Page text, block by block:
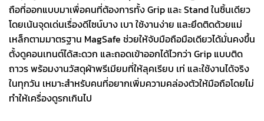
ถือที่ออกแบบมาเพื่อคนที่ต้องการทั้ง Grip และ Stand ในชิ้นเดียว
โดยเน้นจุดเด่นเรื่องดีไซน์บาง เบา ใช้งานง่าย และยึดติดด้วยแม่
เหล็กตามมาตรฐาน MagSafe ช่วยให้จับมือถือมือเดียวได้มั่นคงขึ้น
ตั้งดูคอนเทนต์ได้สะดวก และถอดเข้าออกได้ไวกว่า Grip แบบติด
ถาวร พร้อมงานวัสดุผ้าพรีเมียมที่ให้ลุคเรียบ เท่ และใช้งานได้จริง
ในทุกวัน เหมาะสำหรับคนที่อยากเพิ่มความคล่องตัวให้มือถือโดยไม่
ทำให้เครื่องดูรกเกินไป